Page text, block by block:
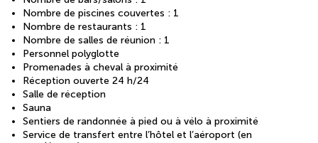
Nombre de piscines couvertes : 1
Nombre de restaurants : 1
Nombre de salles de réunion : 1
Personnel polyglotte
Promenades à cheval à proximité
Réception ouverte 24 h/24
Salle de réception
Sauna
Sentiers de randonnée à pied ou à vélo à proximité
Service de transfert entre l’hôtel et l’aéroport (en